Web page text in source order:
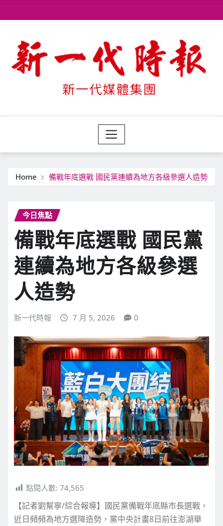
to
Home 備戰年底選戰 國民黨連續為地方各級參選人造勢
今日焦點
備戰年底選戰 國民黨
連續為地方各級參選
人造勢
新一代時報 7 月 5, 2026 0
點閱人數: 74,565
【記者劉幫寧/綜合報導】國民黨備戰年底縣市長選戰，
近日頻頻為地方選降造勢，黨中央計畫8日前往澎湖舉